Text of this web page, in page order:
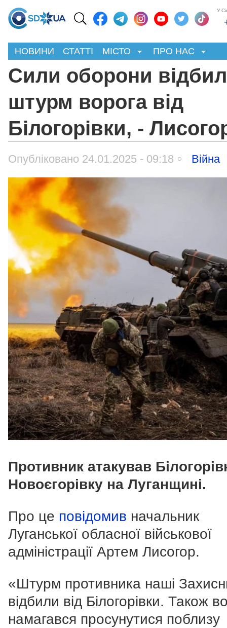
У
НОВИНИ СТАТТІ МІСТО ПРО НАС
Сили оборони
штурм ворога від
Білогорівки, -
Опубліковано 24.01.2025 - 09:18 Війна
Противник атакував
Новоєгорівку на Луганщині.
Про це повідомив начальник
Луганської обласної військової
адміністрації Артем Лисогор.
«Штурм противника наші
відбили від Білогорівки. Також
намагався просунутися поблизу